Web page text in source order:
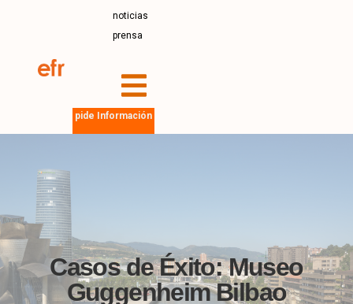
noticias
prensa
pide Información
Casos de Éxito: Museo
Guggenheim Bilbao